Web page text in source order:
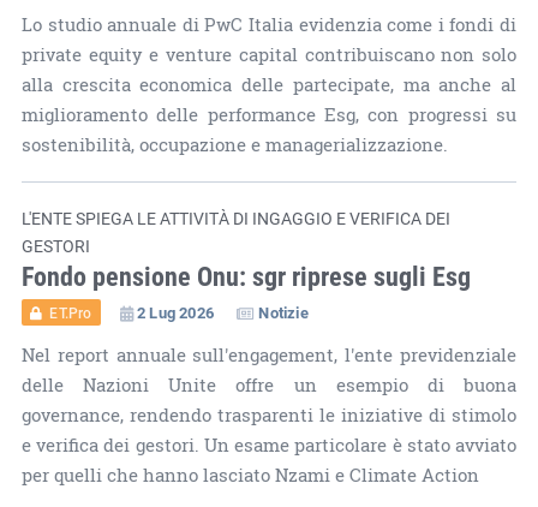
Lo studio annuale di PwC Italia evidenzia come i fondi di
private equity e venture capital contribuiscano non solo
alla crescita economica delle partecipate, ma anche al
miglioramento delle performance Esg, con progressi su
sostenibilità, occupazione e managerializzazione.
L'ENTE SPIEGA LE ATTIVITÀ DI INGAGGIO E VERIFICA DEI
GESTORI
Fondo pensione Onu: sgr riprese sugli Esg
ET.Pro 2 Lug 2026 Notizie
Nel report annuale sull'engagement, l'ente previdenziale
delle Nazioni Unite offre un esempio di buona
governance, rendendo trasparenti le iniziative di stimolo
e verifica dei gestori. Un esame particolare è stato avviato
per quelli che hanno lasciato Nzami e Climate Action